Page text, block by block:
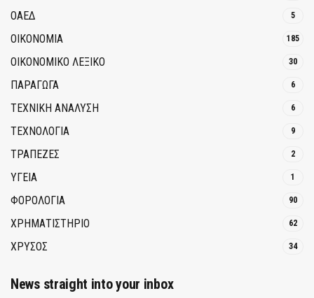
ΟΑΕΔ 5
ΟΙΚΟΝΟΜΙΑ 185
ΟΙΚΟΝΟΜΙΚΟ ΛΕΞΙΚΟ 30
ΠΑΡΑΓΩΓΑ 6
ΤΕΧΝΙΚΗ ΑΝΑΛΥΣΗ 6
ΤΕΧΝΟΛΟΓΙΑ 9
ΤΡΆΠΕΖΕΣ 2
ΥΓΕΙΑ 1
ΦΟΡΟΛΟΓΙΑ 90
ΧΡΗΜΑΤΙΣΤΗΡΙΟ 62
ΧΡΥΣΟΣ 34
News straight into your inbox